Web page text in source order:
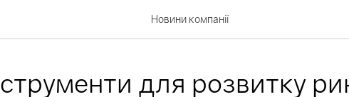
Новини компанії
для розвитку